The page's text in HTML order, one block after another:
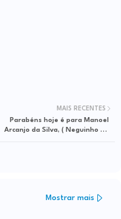
MAIS RECENTES
Parabéns hoje é para Manoel
Arcanjo da Silva, ( Neguinho de
Mostrar mais